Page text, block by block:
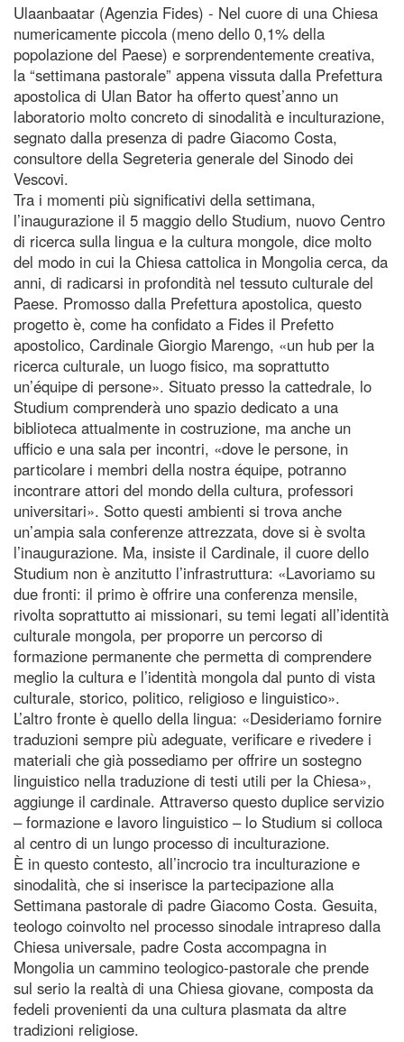
Ulaanbaatar (Agenzia Fides) - Nel cuore di una Chiesa
numericamente piccola (meno dello 0,1% della
popolazione del Paese) e sorprendentemente creativa,
la “settimana pastorale” appena vissuta dalla Prefettura
apostolica di Ulan Bator ha offerto quest’anno un
laboratorio molto concreto di sinodalità e inculturazione,
segnato dalla presenza di padre Giacomo Costa,
consultore della Segreteria generale del Sinodo dei
Vescovi.
Tra i momenti più significativi della settimana,
l’inaugurazione il 5 maggio dello Studium, nuovo Centro
di ricerca sulla lingua e la cultura mongole, dice molto
del modo in cui la Chiesa cattolica in Mongolia cerca, da
anni, di radicarsi in profondità nel tessuto culturale del
Paese. Promosso dalla Prefettura apostolica, questo
progetto è, come ha confidato a Fides il Prefetto
apostolico, Cardinale Giorgio Marengo, «un hub per la
ricerca culturale, un luogo fisico, ma soprattutto
un’équipe di persone». Situato presso la cattedrale, lo
Studium comprenderà uno spazio dedicato a una
biblioteca attualmente in costruzione, ma anche un
ufficio e una sala per incontri, «dove le persone, in
particolare i membri della nostra équipe, potranno
incontrare attori del mondo della cultura, professori
universitari». Sotto questi ambienti si trova anche
un’ampia sala conferenze attrezzata, dove si è svolta
l’inaugurazione. Ma, insiste il Cardinale, il cuore dello
Studium non è anzitutto l’infrastruttura: «Lavoriamo su
due fronti: il primo è offrire una conferenza mensile,
rivolta soprattutto ai missionari, su temi legati all’identità
culturale mongola, per proporre un percorso di
formazione permanente che permetta di comprendere
meglio la cultura e l’identità mongola dal punto di vista
culturale, storico, politico, religioso e linguistico».
L’altro fronte è quello della lingua: «Desideriamo fornire
traduzioni sempre più adeguate, verificare e rivedere i
materiali che già possediamo per offrire un sostegno
linguistico nella traduzione di testi utili per la Chiesa»,
aggiunge il cardinale. Attraverso questo duplice servizio
– formazione e lavoro linguistico – lo Studium si colloca
al centro di un lungo processo di inculturazione.
È in questo contesto, all’incrocio tra inculturazione e
sinodalità, che si inserisce la partecipazione alla
Settimana pastorale di padre Giacomo Costa. Gesuita,
teologo coinvolto nel processo sinodale intrapreso dalla
Chiesa universale, padre Costa accompagna in
Mongolia un cammino teologico-pastorale che prende
sul serio la realtà di una Chiesa giovane, composta da
fedeli provenienti da una cultura plasmata da altre
tradizioni religiose.